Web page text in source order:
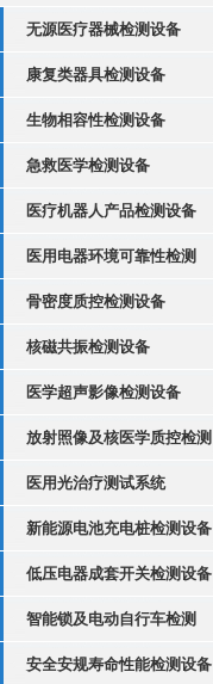
无源医疗器械检测设备
康复类器具检测设备
生物相容性检测设备
急救医学检测设备
医疗机器人产品检测设备
医用电器环境可靠性检测
骨密度质控检测设备
核磁共振检测设备
医学超声影像检测设备
放射照像及核医学质控检测
医用光治疗测试系统
新能源电池充电桩检测设备
低压电器成套开关检测设备
智能锁及电动自行车检测
安全安规寿命性能检测设备